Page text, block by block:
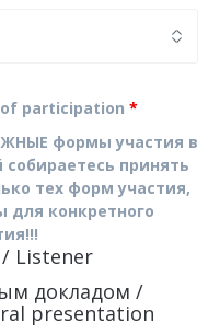
participation *
Listener
докладом /
presentation
формы участия в
принять
тех форм участия,
для конкретного